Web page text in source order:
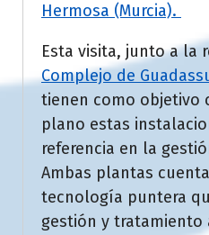
Hermosa (Murcia).
Esta visita, junto a la
Complejo de
tienen como objetivo
plano estas
referencia en la
Ambas plantas
tecnología puntera
gestión y tratamiento